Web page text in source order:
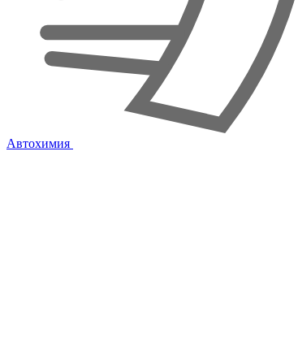
Автохимия